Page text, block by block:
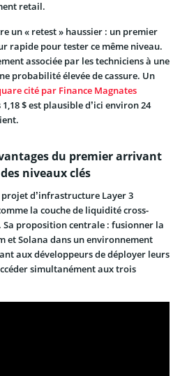
retail.
un « retest » haussier : un premier
rapide pour tester ce même niveau.
associée par les techniciens à une
probabilité élevée de cassure. Un
cité par Finance Magnates
$ est plausible d’ici environ 24
du premier arrivant
niveaux clés
projet d’infrastructure Layer 3
la couche de liquidité cross-
proposition centrale : fusionner la
et Solana dans un environnement
aux développeurs de déployer leurs
simultanément aux trois